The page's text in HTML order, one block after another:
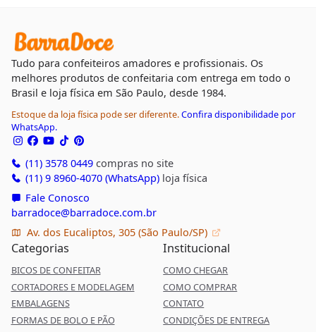
Tudo para confeiteiros amadores e profissionais. Os
melhores produtos de confeitaria com entrega em todo o
Brasil e loja física em São Paulo, desde 1984.
Estoque da loja física pode ser diferente.Confira disponibilidade por
WhatsApp.
(11) 3578 0449compras no site
(11) 9 8960-4070 (WhatsApp)loja física
Fale Conosco
barradoce@barradoce.com.br
Av. dos Eucaliptos, 305 (São Paulo/SP)
Categorias
BICOS DE CONFEITAR
CORTADORES E MODELAGEM
EMBALAGENS
FORMAS DE BOLO E PÃO
Institucional
COMO CHEGAR
COMO COMPRAR
CONTATO
CONDIÇÕES DE ENTREGA